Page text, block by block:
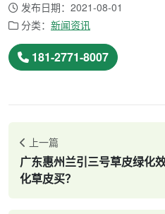
发布日期：2021-08-01
分类： 新闻资讯
181-2771-8007
上一篇
广东惠州兰引三号草皮绿化
化草皮买？